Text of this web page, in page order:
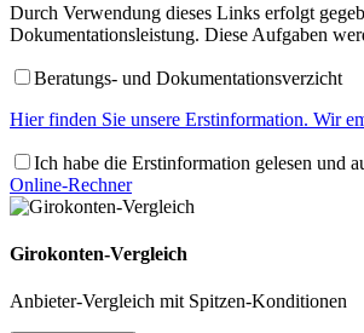
Durch Verwendung dieses Links erfolgt
Dokumentationsleistung. Diese Aufgaben
Beratungs- und Dokumentationsverzicht
Hier finden Sie unsere Erstinformation. Wir
Ich habe die Erstinformation gelesen und
Online-Rechner
Girokonten-Vergleich
Anbieter-Vergleich mit Spitzen-Konditionen